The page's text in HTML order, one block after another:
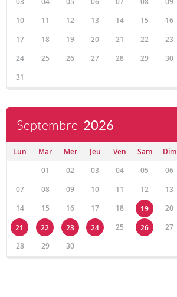
10
11 12 13 14 15
16
17
18 19 20 21 22
23
24
25 26 27 28 29
30
31
Septembre 2026
Lun Mar Mer Jeu Ven Sam
Dim
01
02 03 04 05
06
07
08 09 10 11 12
13
14
15 16 17 18 19
20
21
22 23 24 25 26
27
28
29 30